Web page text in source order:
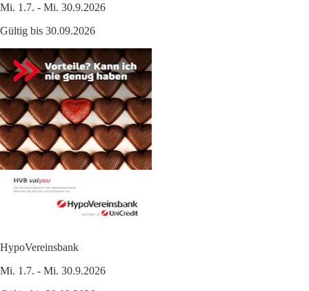
Mi. 1.7. - Mi. 30.9.2026
Gültig bis 30.09.2026
HypoVereinsbank
Mi. 1.7. - Mi. 30.9.2026